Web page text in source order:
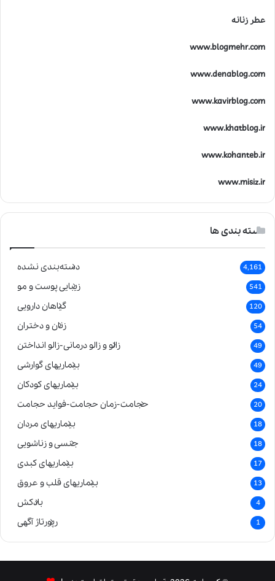
عطر زنانه
www.blogmehr.com
www.denablog.com
www.kavirblog.com
www.khatblog.ir
www.kohanteb.ir
www.misiz.ir
دسته بندی ها
دسته‌بندی نشده 4,161
زیبایی پوست و مو 541
گیاهان دارویی 120
زنان و دختران 54
زالو و زالو درمانی-زالو انداختن 49
بیماریهای گوارشی 49
بیماریهای کودکان 24
حجامت-زمان حجامت-فواید حجامت 20
بیماریهای مردان 18
جنسی و زناشویی 18
بیماریهای کبدی 17
بیماریهای قلب و عروق 13
بادکش 4
رپورتاژ آگهی 1